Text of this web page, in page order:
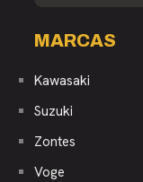
MARCAS
Kawasaki
Suzuki
Zontes
Voge